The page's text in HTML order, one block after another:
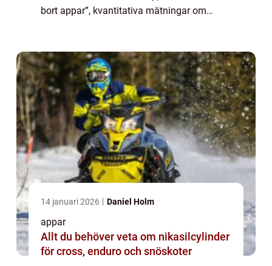
bort appar”, kvantitativa mätningar om
14 januari 2026 Daniel Holm
appar
Allt du behöver veta om nikasilcylinder
för cross, enduro och snöskoter